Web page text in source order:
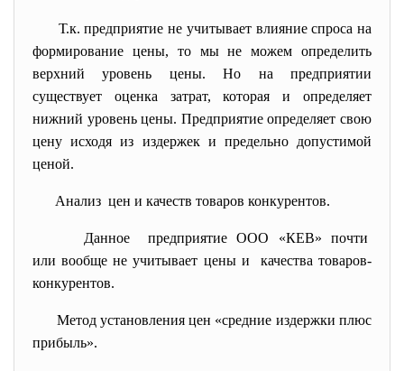
Т.к. предприятие не учитывает влияние спроса на
формирование цены, то мы не можем определить
верхний уровень цены. Но на предприятии
существует оценка затрат, которая и определяет
нижний уровень цены. Предприятие определяет свою
цену исходя из издержек и предельно допустимой
ценой.
Анализ цен и качеств товаров конкурентов.
Данное предприятие ООО «КЕВ» почти
или вообще не учитывает цены и качества товаров-
конкурентов.
Метод установления цен «средние издержки плюс
прибыль».